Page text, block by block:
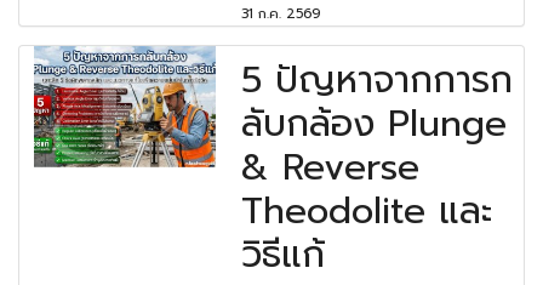
31 ก.ค. 2569
5 ปัญหาจากการก
ลับกล้อง Plunge
& Reverse
Theodolite และ
วิธีแก้